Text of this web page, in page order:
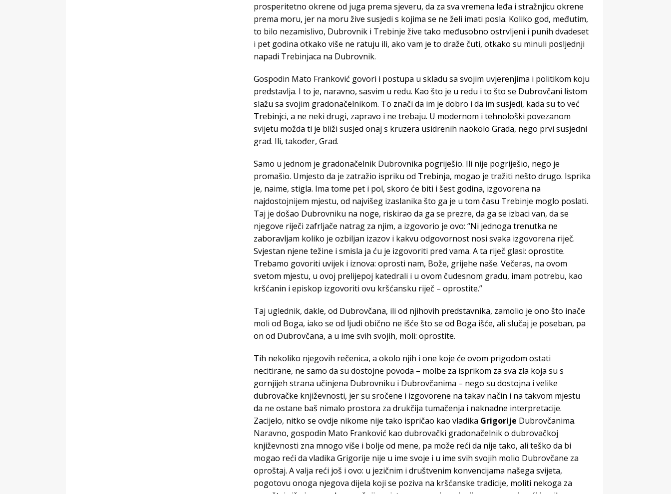
prosperitetno okrene od juga prema sjeveru, da za sva vremena leđa i stražnjicu okrene
prema moru, jer na moru žive susjedi s kojima se ne želi imati posla. Koliko god, međutim,
to bilo nezamislivo, Dubrovnik i Trebinje žive tako međusobno ostrvljeni i punih dvadeset
i pet godina otkako više ne ratuju ili, ako vam je to draže čuti, otkako su minuli posljednji
napadi Trebinjaca na Dubrovnik.
Gospodin Mato Franković govori i postupa u skladu sa svojim uvjerenjima i politikom koju
predstavlja. I to je, naravno, sasvim u redu. Kao što je u redu i to što se Dubrovčani listom
slažu sa svojim gradonačelnikom. To znači da im je dobro i da im susjedi, kada su to već
Trebinjci, a ne neki drugi, zapravo i ne trebaju. U modernom i tehnološki povezanom
svijetu možda ti je bliži susjed onaj s kruzera usidrenih naokolo Grada, nego prvi susjedni
grad. Ili, također, Grad.
Samo u jednom je gradonačelnik Dubrovnika pogriješio. Ili nije pogriješio, nego je
promašio. Umjesto da je zatražio ispriku od Trebinja, mogao je tražiti nešto drugo. Isprika
je, naime, stigla. Ima tome pet i pol, skoro će biti i šest godina, izgovorena na
najdostojnijem mjestu, od najvišeg izaslanika što ga je u tom času Trebinje moglo poslati.
Taj je došao Dubrovniku na noge, riskirao da ga se prezre, da ga se izbaci van, da se
njegove riječi zafrljače natrag za njim, a izgovorio je ovo: “Ni jednoga trenutka ne
zaboravljam koliko je ozbiljan izazov i kakvu odgovornost nosi svaka izgovorena riječ.
Svjestan njene težine i smisla ja ću je izgovoriti pred vama. A ta riječ glasi: oprostite.
Trebamo govoriti uvijek i iznova: oprosti nam, Bože, grijehe naše. Večeras, na ovom
svetom mjestu, u ovoj prelijepoj katedrali i u ovom čudesnom gradu, imam potrebu, kao
kršćanin i episkop izgovoriti ovu kršćansku riječ – oprostite.”
Taj uglednik, dakle, od Dubrovčana, ili od njihovih predstavnika, zamolio je ono što inače
moli od Boga, iako se od ljudi obično ne išće što se od Boga išće, ali slučaj je poseban, pa
on od Dubrovčana, a u ime svih svojih, moli: oprostite.
Tih nekoliko njegovih rečenica, a okolo njih i one koje će ovom prigodom ostati
necitirane, ne samo da su dostojne povoda – molbe za isprikom za sva zla koja su s
gornjijeh strana učinjena Dubrovniku i Dubrovčanima – nego su dostojna i velike
dubrovačke književnosti, jer su sročene i izgovorene na takav način i na takvom mjestu
da ne ostane baš nimalo prostora za drukčija tumačenja i naknadne interpretacije.
Zacijelo, nitko se ovdje nikome nije tako ispričao kao vladika Grigorije Dubrovčanima.
Naravno, gospodin Mato Franković kao dubrovački gradonačelnik o dubrovačkoj
književnosti zna mnogo više i bolje od mene, pa može reći da nije tako, ali teško da bi
mogao reći da vladika Grigorije nije u ime svoje i u ime svih svojih molio Dubrovčane za
oproštaj. A valja reći još i ovo: u jezičnim i društvenim konvencijama našega svijeta,
pogotovu onoga njegova dijela koji se poziva na kršćanske tradicije, moliti nekoga za